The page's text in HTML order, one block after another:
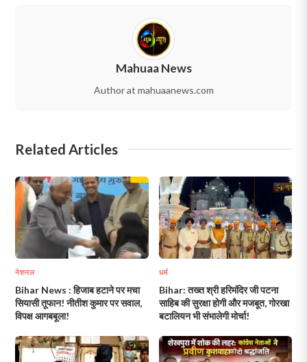
Mahuaa News
Author at mahuaanews.com
Related Articles
नेशनल
Bihar News : हिजाब हटाने पर मचा
सियासी तूफान! नीतीश कुमार पर सवाल,
विपक्ष आगबबूला!
धर्म
Bihar: तख्त श्री हरिमंदिर जी पटना
साहिब की सुरक्षा होगी और मजबूत, गोरखा
बटालियन भी संभालेगी मोर्चा!